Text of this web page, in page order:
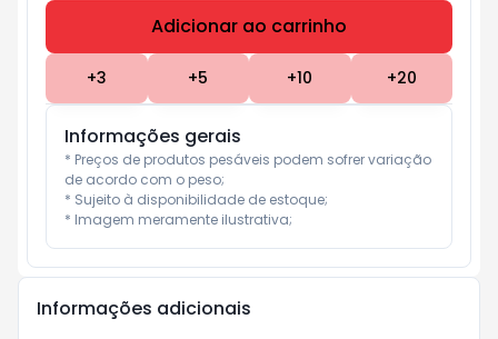
Adicionar ao carrinho
+3 +5 +10 +20
Informações gerais
* Preços de produtos pesáveis podem sofrer variação
de acordo com o peso;
* Sujeito à disponibilidade de estoque;
* Imagem meramente ilustrativa;
Informações adicionais